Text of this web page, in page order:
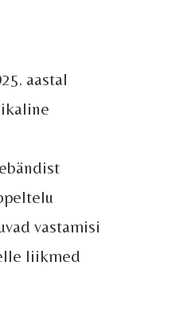
aastal
vastamisi
liikmed